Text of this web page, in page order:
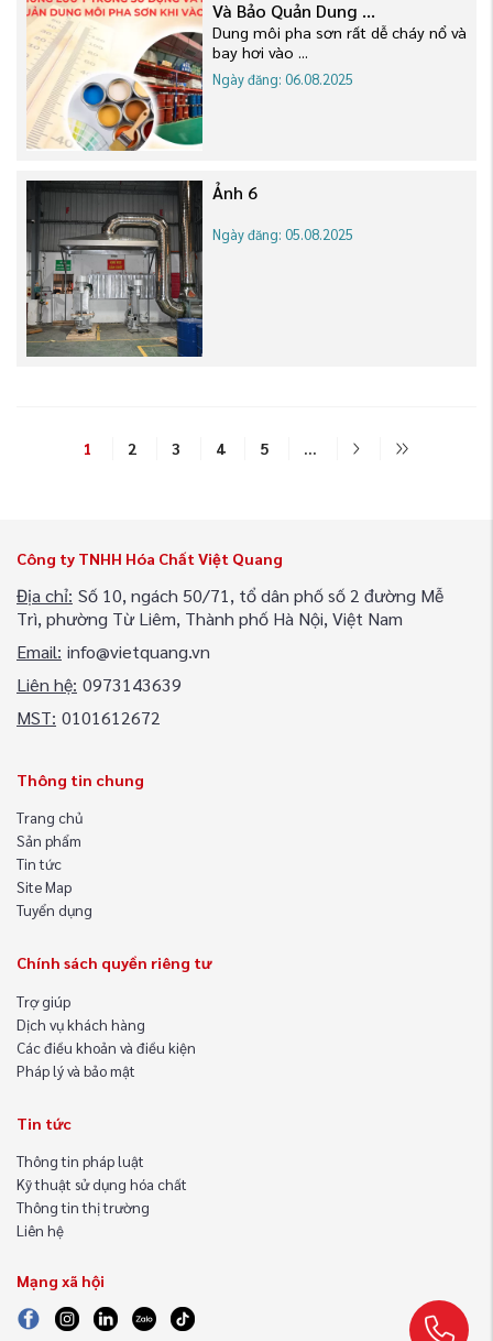
Và Bảo Quản Dung ...
Dung môi pha sơn rất dễ cháy nổ và
bay hơi vào ...
Ngày đăng: 06.08.2025
Ảnh 6
Ngày đăng: 05.08.2025
1 2 3 4 5 ...
Công ty TNHH Hóa Chất Việt Quang
Địa chỉ: Số 10, ngách 50/71, tổ dân phố số 2 đường Mễ
Trì, phường Từ Liêm, Thành phố Hà Nội, Việt Nam
Email: info@vietquang.vn
Liên hệ: 0973143639
MST: 0101612672
Thông tin chung
Trang chủ
Sản phẩm
Tin tức
Site Map
Tuyển dụng
Chính sách quyền riêng tư
Trợ giúp
Dịch vụ khách hàng
Các điều khoản và điều kiện
Pháp lý và bảo mật
Tin tức
Thông tin pháp luật
Kỹ thuật sử dụng hóa chất
Thông tin thị trường
Liên hệ
Mạng xã hội